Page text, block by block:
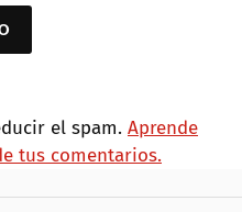
el spam. Aprende
tus comentarios.